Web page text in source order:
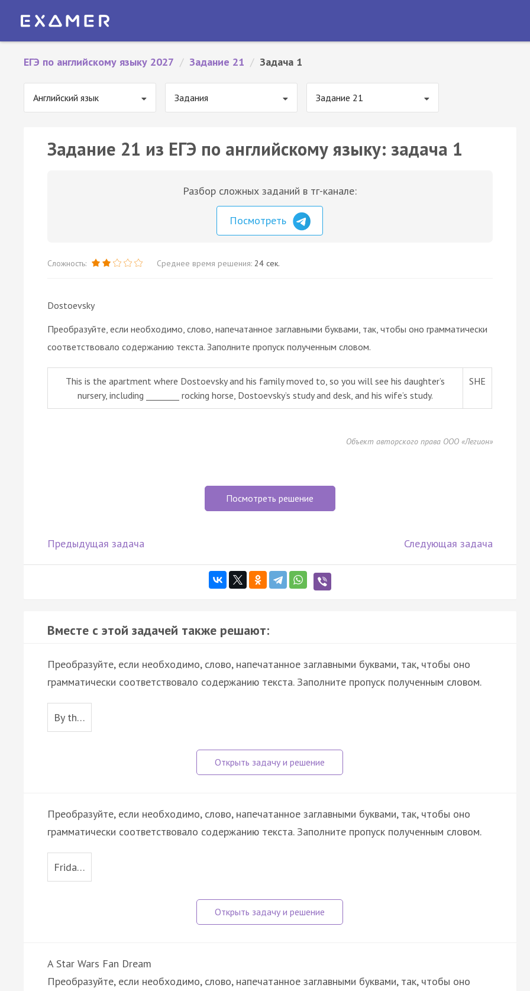
ЕГЭ по английскому языку 2027 / Задание 21 / Задача 1
Английский язык Задания Задание 21
Задание 21 из ЕГЭ по английскому языку: задача 1
Разбор сложных заданий в тг-канале:
Посмотреть
Сложность: Среднее время решения: 24 сек.
Dostoevsky
Преобразуйте, если необходимо, слово, напечатанное заглавными буквами, так, чтобы оно грамматически
соответствовало содержанию текста. Заполните пропуск полученным словом.
This is the apartment where Dostoevsky and his family moved to, so you will see his daughter’s
nursery, including ________ rocking horse, Dostoevsky’s study and desk, and his wife’s study.
SHE
Объект авторского права ООО «Легион»
Посмотреть решение
Предыдущая задача Следующая задача
Вместе с этой задачей также решают:
Преобразуйте, если необходимо, слово, напечатанное заглавными буквами, так, чтобы оно
грамматически соответствовало содержанию текста. Заполните пропуск полученным словом.
By th…
Преобразуйте, если необходимо, слово, напечатанное заглавными буквами, так, чтобы оно
грамматически соответствовало содержанию текста. Заполните пропуск полученным словом.
Frida…
A Star Wars Fan Dream
Преобразуйте, если необходимо, слово, напечатанное заглавными буквами, так, чтобы оно